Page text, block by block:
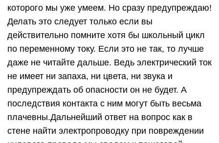
которого мы уже умеем. Но сразу предупреждаю!
Делать это следует только если вы
действительно помните хотя бы школьный цикл
по переменному току. Если это не так, то лучше
даже не читайте дальше. Ведь электрический ток
не имеет ни запаха, ни цвета, ни звука и
предупреждать об опасности он не будет. А
последствия контакта с ним могут быть весьма
плачевны.Дальнейший ответ на вопрос как в
стене найти электропроводку при повреждении